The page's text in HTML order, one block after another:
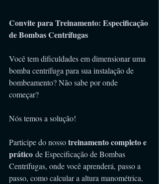
Convite para Treinamento: Especificação
de Bombas Centrífugas
Você tem dificuldades em dimensionar uma
bomba centrífuga para sua instalação de
bombeamento? Não sabe por onde
começar?
Nós temos a solução!
Participe do nosso treinamento completo e
prático de Especificação de Bombas
Centrífugas, onde você aprenderá, passo a
passo, como calcular a altura manométrica,